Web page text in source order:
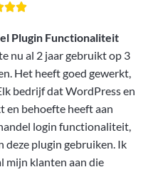

Plugin Functionaliteit
nu al 2 jaar gebruikt op 3
Het heeft goed gewerkt,
bedrijf dat WordPress en
en behoefte heeft aan
login functionaliteit,
plugin gebruiken. Ik
mijn klanten aan die